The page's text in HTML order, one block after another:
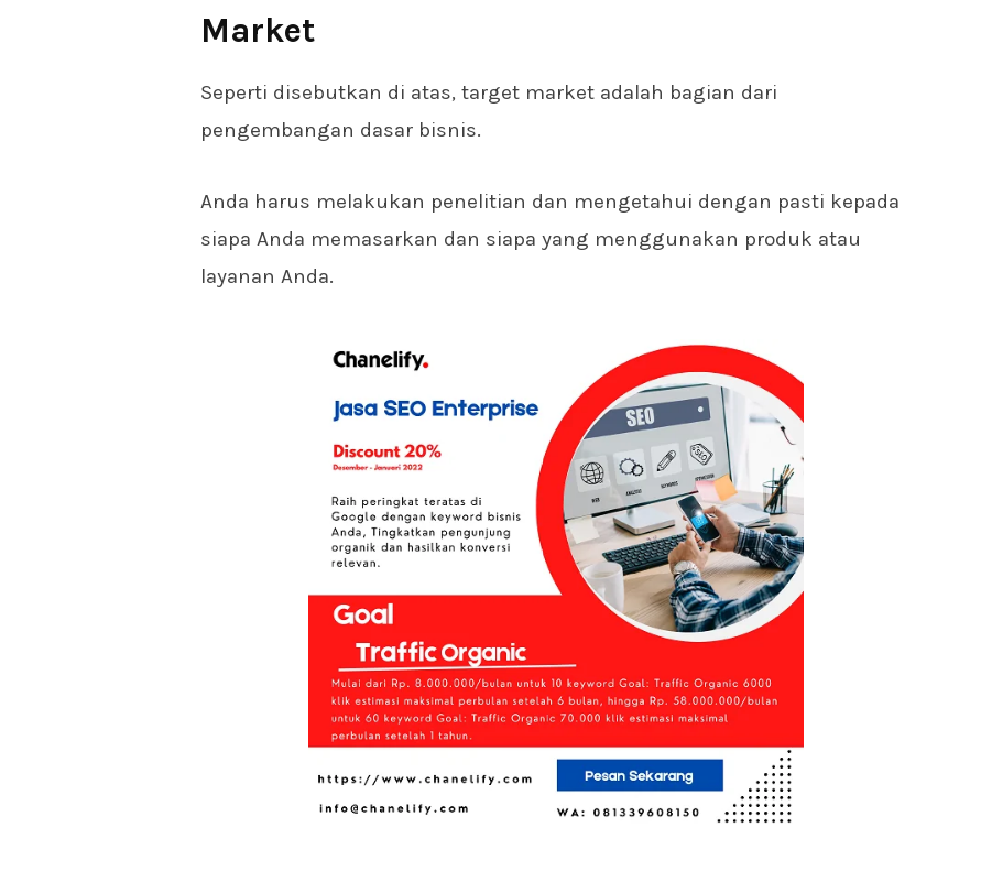
Market
Seperti disebutkan di atas, target market adalah bagian dari
pengembangan dasar bisnis.
Anda harus melakukan penelitian dan mengetahui dengan pasti kepada
siapa Anda memasarkan dan siapa yang menggunakan produk atau
layanan Anda.